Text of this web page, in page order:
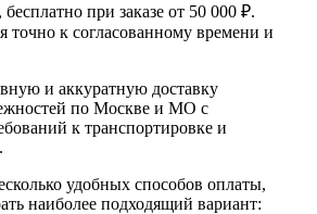
при заказе от 50 000 ₽.
точно к согласованному времени и
и аккуратную доставку
по Москве и МО с
к транспортировке и
удобных способов оплаты,
наиболее подходящий вариант: